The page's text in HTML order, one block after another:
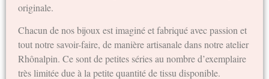
originale.
Chacun de nos bijoux est imaginé et fabriqué avec passion et
tout notre savoir-faire, de manière artisanale dans notre atelier
Rhônalpin. Ce sont de petites séries au nombre d’exemplaire
très limitée due à la petite quantité de tissu disponible.